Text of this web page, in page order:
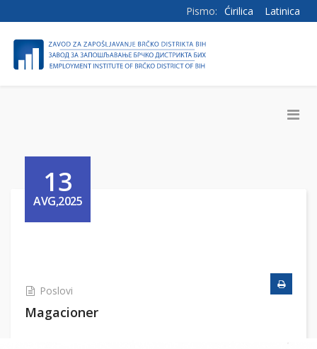
Pismo: Ćirilica Latinica
13
AVG,2025
Poslovi
Magacioner